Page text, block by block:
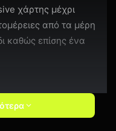
χάρτης μέχρι
από τα μέρη
καθώς επίσης ένα